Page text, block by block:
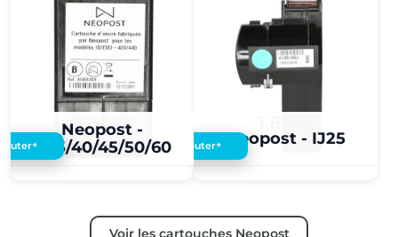
Neopost -
IJ35/40/45/50/60
3,60 €
+ Neopost - IJ25
Ajouter+
Voir les cartouches Neopost